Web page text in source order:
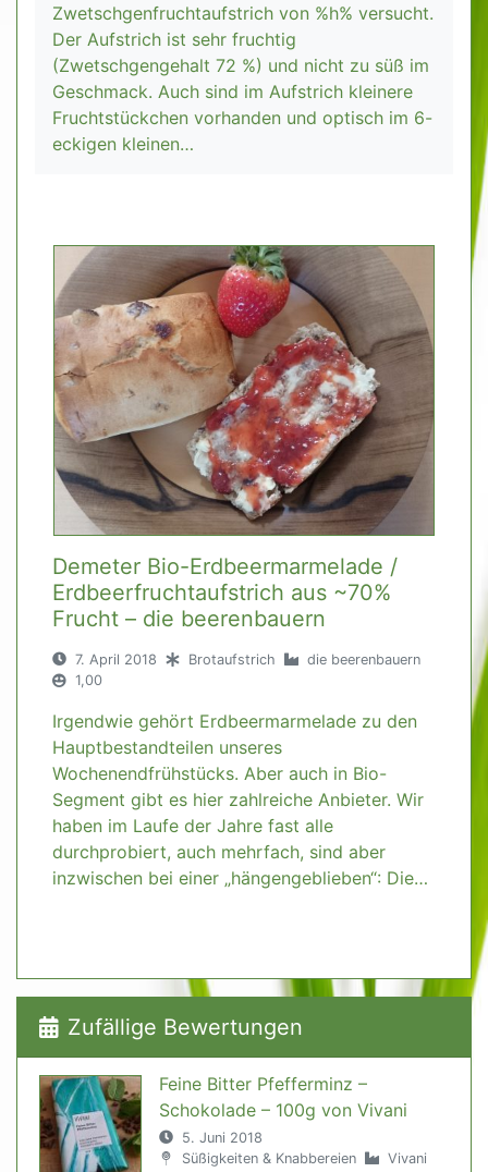
Zwetschgenfruchtaufstrich von %h% versucht.
Der Aufstrich ist sehr fruchtig
(Zwetschgengehalt 72 %) und nicht zu süß im
Geschmack. Auch sind im Aufstrich kleinere
Fruchtstückchen vorhanden und optisch im 6-
eckigen kleinen…
Demeter Bio-Erdbeermarmelade /
Erdbeerfruchtaufstrich aus ~70%
Frucht – die beerenbauern
7. April 2018 Brotaufstrich
die beerenbauern
1,00
Irgendwie gehört Erdbeermarmelade zu den
Hauptbestandteilen unseres
Wochenendfrühstücks. Aber auch in Bio-
Segment gibt es hier zahlreiche Anbieter. Wir
haben im Laufe der Jahre fast alle
durchprobiert, auch mehrfach, sind aber
inzwischen bei einer „hängengeblieben“: Die…
Zufällige Bewertungen
Feine Bitter Pfefferminz –
Schokolade – 100g von Vivani
5. Juni 2018
Süßigkeiten & Knabbereien
Vivani